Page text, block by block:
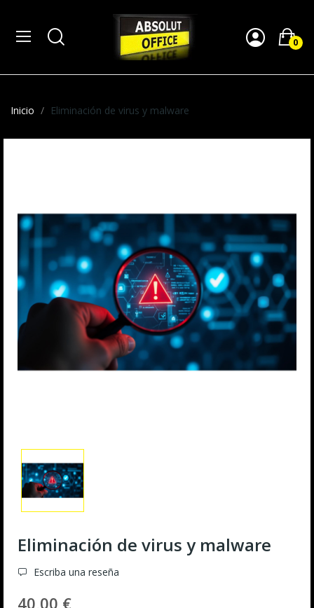
0
Inicio Eliminación de virus y malware
Eliminación de virus y malware
Escriba una reseña
40,00 €